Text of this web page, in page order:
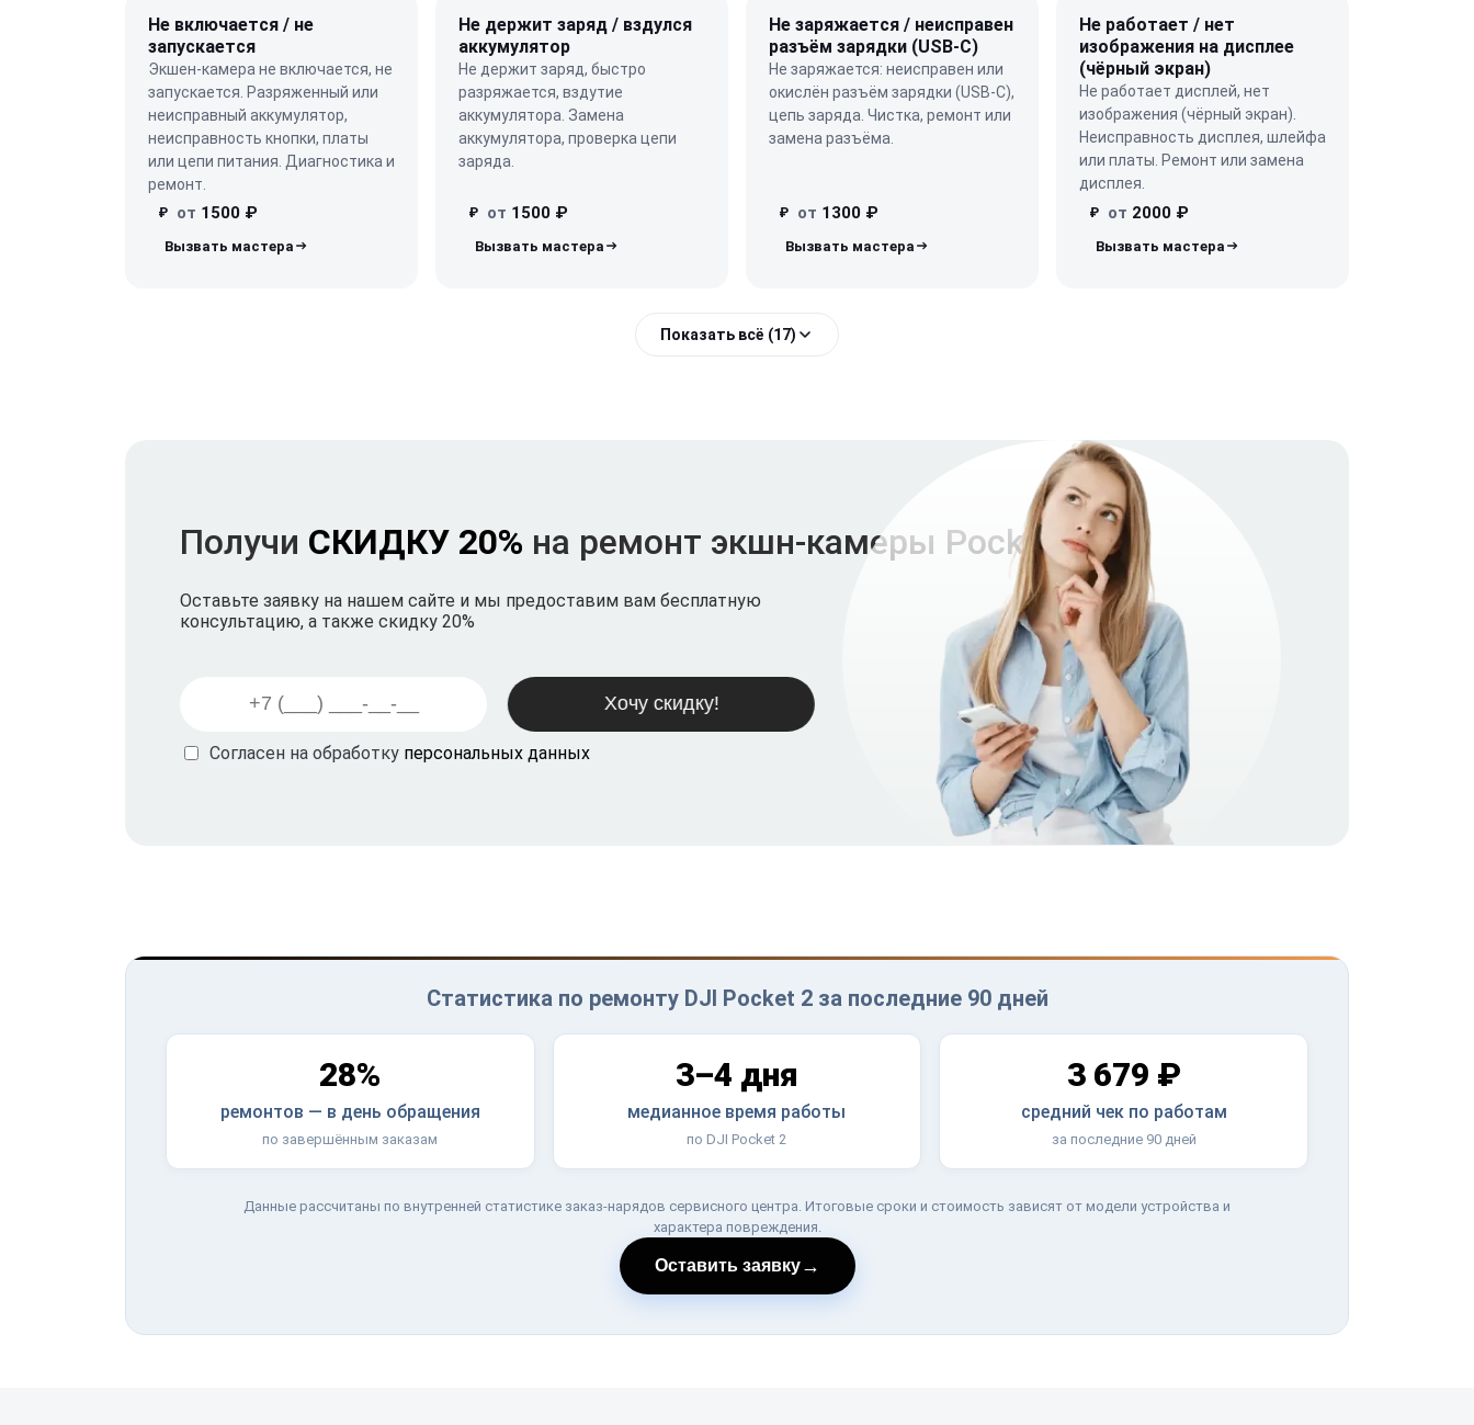
Не включается / не
запускается
Экшен-камера не включается, не
запускается. Разряженный или
неисправный аккумулятор,
неисправность кнопки, платы
или цепи питания. Диагностика и
ремонт.
₽ от 1500 ₽
Не держит заряд / вздулся
аккумулятор
Не держит заряд, быстро
разряжается, вздутие
аккумулятора. Замена
аккумулятора, проверка цепи
заряда.
₽ от 1500 ₽
Не заряжается / неисправен
разъём зарядки (USB-C)
Не заряжается: неисправен или
окислён разъём зарядки (USB-C),
цепь заряда. Чистка, ремонт или
замена разъёма.
₽ от 1300 ₽
Не работает / нет
изображения на дисплее
(чёрный экран)
Не работает дисплей, нет
изображения (чёрный экран).
Неисправность дисплея, шлейфа
или платы. Ремонт или замена
дисплея.
₽ от 2000 ₽
Показать всё (17)
Получи СКИДКУ 20% на ремонт экшн-камеры Pocket 2
Оставьте заявку на нашем сайте и мы предоставим вам бесплатную
консультацию, а также скидку 20%
Согласен на обработку персональных данных
Статистика по ремонту DJI Pocket 2 за последние 90 дней
28%
ремонтов — в день обращения
по завершённым заказам
3–4 дня
медианное время работы
по DJI Pocket 2
3 679 ₽
средний чек по работам
за последние 90 дней
Данные рассчитаны по внутренней статистике заказ-нарядов сервисного центра. Итоговые сроки и стоимость зависят от модели устройства и
характера повреждения.
Оставить заявку→